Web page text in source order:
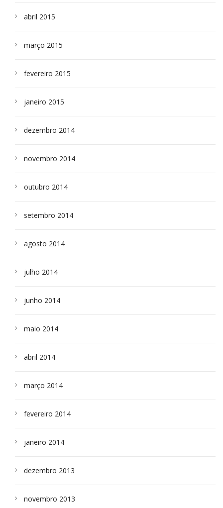
abril 2015
março 2015
fevereiro 2015
janeiro 2015
dezembro 2014
novembro 2014
outubro 2014
setembro 2014
agosto 2014
julho 2014
junho 2014
maio 2014
abril 2014
março 2014
fevereiro 2014
janeiro 2014
dezembro 2013
novembro 2013